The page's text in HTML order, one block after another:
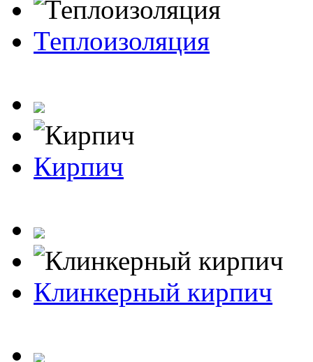
Теплоизоляция
Кирпич
Клинкерный кирпич